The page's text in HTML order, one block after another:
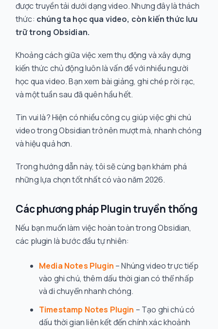
được truyền tải dưới dạng video. Nhưng đây là thách
thức: chúng ta học qua video, còn kiến thức lưu
trữ trong Obsidian.
Khoảng cách giữa việc xem thụ động và xây dựng
kiến thức chủ động luôn là vấn đề với nhiều người
học qua video. Bạn xem bài giảng, ghi chép rời rạc,
và một tuần sau đã quên hầu hết.
Tin vui là? Hiện có nhiều công cụ giúp việc ghi chú
video trong Obsidian trở nên mượt mà, nhanh chóng
và hiệu quả hơn.
Trong hướng dẫn này, tôi sẽ cùng bạn khám phá
những lựa chọn tốt nhất có vào năm 2026.
Các phương pháp Plugin truyền thống
Nếu bạn muốn làm việc hoàn toàn trong Obsidian,
các plugin là bước đầu tự nhiên:
Media Notes Plugin – Nhúng video trực tiếp
vào ghi chú, thêm dấu thời gian có thể nhấp
và di chuyển nhanh chóng.
Timestamp Notes Plugin – Tạo ghi chú có
dấu thời gian liên kết đến chính xác khoảnh